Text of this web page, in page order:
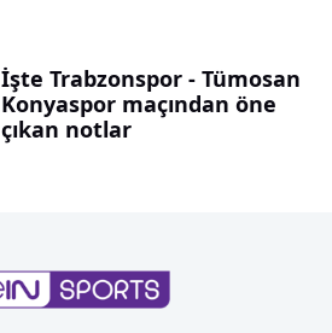
İşte Trabzonspor - Tümosan
Konyaspor maçından öne
çıkan notlar